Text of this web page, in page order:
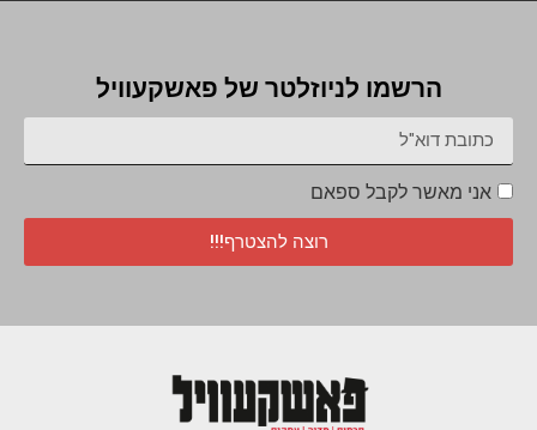
הרשמו לניוזלטר של פאשקעוויל
אני מאשר לקבל ספאם
רוצה להצטרף!!!